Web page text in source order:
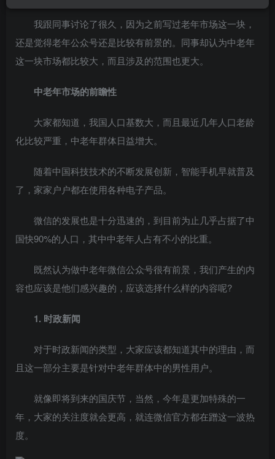
我跟同事讨论了很久，因为之前写过老年市场这一块，
还是觉得老年公众号还是比较有前景的。同事却认为中老年
这一块市场都比较大，而且涉及的范围也更大。
中老年市场的前瞻性
大家都知道，我国人口基数大，而且最近几年人口老龄
化比较严重，中老年群体日益增大。
随着中国科技技术的不断发展创新，智能手机早就普及
了，家家户户都在使用各种电子产品。
微信的发展也是十分迅速的，到目前为止几乎占据了中
国快90%的人口，其中中老年人占有不小的比重。
既然认为做中老年微信公众号很有前景，我们产生的内
容也应该是他们感兴趣的，应该选择什么样的内容呢?
1. 时政新闻
对于时政新闻的类型，大家应该都知道其中的理由，而
且这一部分主要是针对中老年群体中的男性用户。
就像即将到来的国庆节，当然，今年是更加特殊的一
年，大家的关注度就会更高，就连微信官方都在蹭这一波热
度。